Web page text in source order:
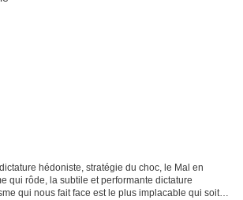
hédoniste, stratégie du choc, le Mal en
qui rôde, la subtile et performante dictature
qui nous fait face est le plus implacable qui soit.